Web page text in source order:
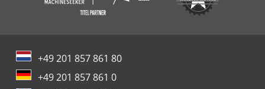
+49 201 857 861 80
+49 201 857 861 0